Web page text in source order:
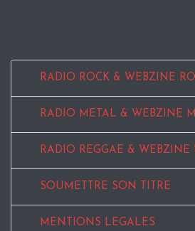
RADIO ROCK & WEBZINE
RADIO METAL & WEBZINE
RADIO REGGAE & WEBZINE
SOUMETTRE SON TITRE
MENTIONS LEGALES